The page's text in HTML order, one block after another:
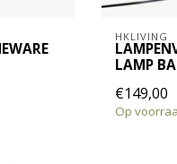
HKLIVING
LAMP
€149,00
Op